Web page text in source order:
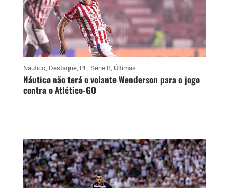
Náutico, Destaque, PE, Série B, Últimas
Náutico não terá o volante Wenderson para o jogo
contra o Atlético-GO